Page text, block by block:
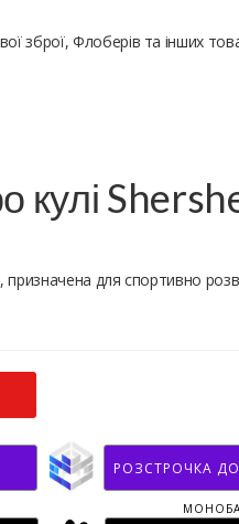
зброї, Флоберів та інших
кулі
для спортивно
РОЗСТРОЧКА ДО